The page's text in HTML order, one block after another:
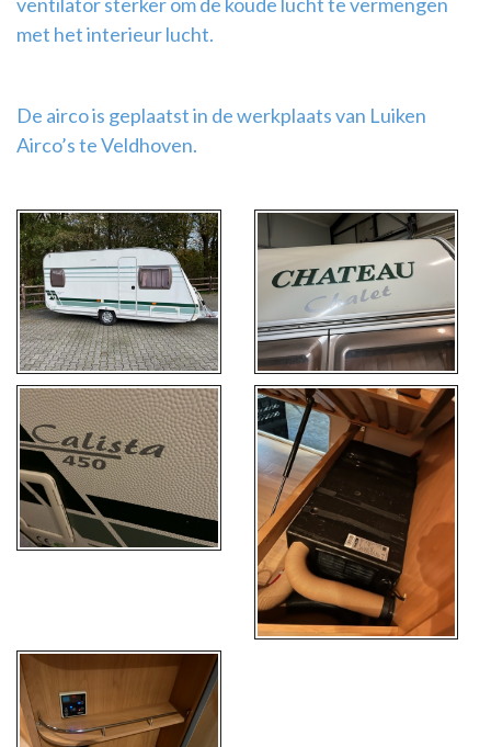
met het interieur lucht.
De airco is geplaatst in de werkplaats van Luiken
Airco’s te Veldhoven.